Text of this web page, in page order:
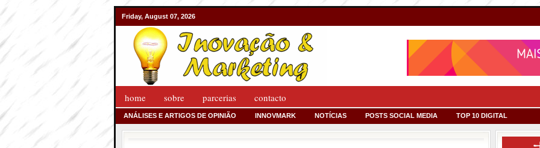
Friday, August 07, 2026
home sobre parcerias contacto
ANÁLISES E ARTIGOS DE OPINIÃO INNOVMARK NOTÍCIAS POSTS SOCIAL MEDIA TOP 10 DIGITAL